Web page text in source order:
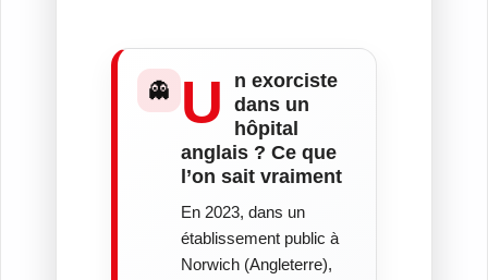
👻 Un exorciste
dans un
hôpital
anglais ? Ce que
l’on sait vraiment
En 2023, dans un
établissement public à
Norwich (Angleterre),